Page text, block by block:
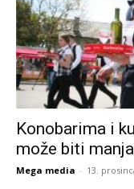
Konobarima i
može biti
Mega media - 13.